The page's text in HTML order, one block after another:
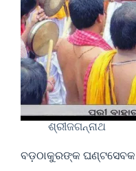
ଶ୍ରୀଜଗନ୍ନାଥ
ବଡ଼ଠାକୁରଙ୍କ ଘଣ୍ଟସେବକ